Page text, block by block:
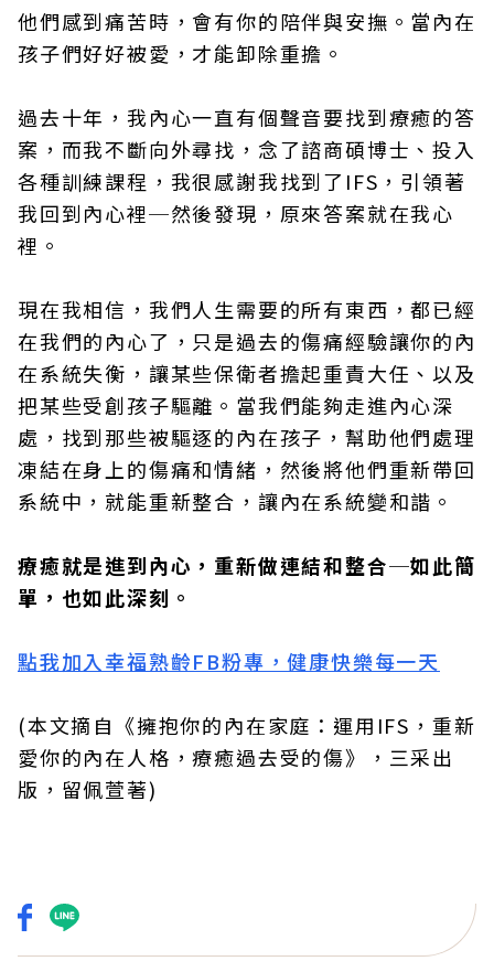
他們感到痛苦時，會有你的陪伴與安撫。當內在
孩子們好好被愛，才能卸除重擔。
過去十年，我內心一直有個聲音要找到療癒的答
案，而我不斷向外尋找，念了諮商碩博士、投入
各種訓練課程，我很感謝我找到了IFS，引領著
我回到內心裡─然後發現，原來答案就在我心
裡。
現在我相信，我們人生需要的所有東西，都已經
在我們的內心了，只是過去的傷痛經驗讓你的內
在系統失衡，讓某些保衛者擔起重責大任、以及
把某些受創孩子驅離。當我們能夠走進內心深
處，找到那些被驅逐的內在孩子，幫助他們處理
凍結在身上的傷痛和情緒，然後將他們重新帶回
系統中，就能重新整合，讓內在系統變和諧。
療癒就是進到內心，重新做連結和整合─如此簡
單，也如此深刻。
點我加入幸福熟齡FB粉專，健康快樂每一天
(本文摘自《擁抱你的內在家庭：運用IFS，重新
愛你的內在人格，療癒過去受的傷》，三采出
版，留佩萱著)